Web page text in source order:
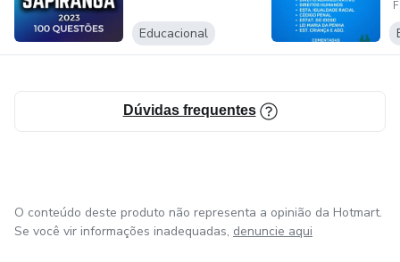
Educacional
Dúvidas frequentes
O conteúdo deste produto não representa a opinião da Hotmart.
Se você vir informações inadequadas, denuncie aqui